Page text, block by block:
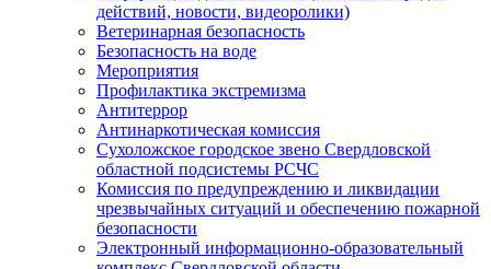
действий, новости, видеоролики)
Ветеринарная безопасность
Безопасность на воде
Мероприятия
Профилактика экстремизма
Антитеррор
Антинаркотическая комиссия
Сухоложское городское звено Свердловской
областной подсистемы РСЧС
Комиссия по предупреждению и ликвидации
чрезвычайных ситуаций и обеспечению пожарной
безопасности
Электронный информационно-образовательный